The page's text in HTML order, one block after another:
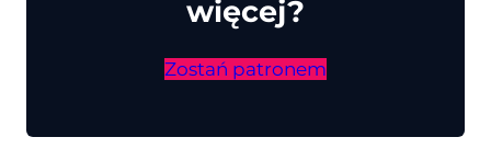
więcej?
Zostań patronem